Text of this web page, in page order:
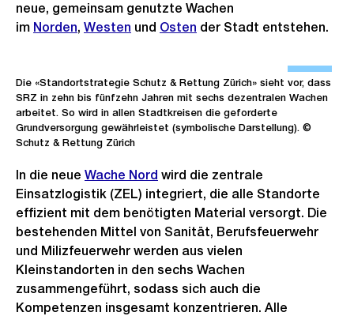
neue, gemeinsam genutzte Wachen
im Norden, Westen und Osten der Stadt entstehen.
f
f
i
l
d
Die «Standortstrategie Schutz & Rettung Zürich» sieht vor, dass
SRZ in zehn bis fünfzehn Jahren mit sechs dezentralen Wachen
arbeitet. So wird in allen Stadtkreisen die geforderte
Grundversorgung gewährleistet (symbolische Darstellung). ©
Schutz & Rettung Zürich
In die neue Wache Nord wird die zentrale
Einsatzlogistik (ZEL) integriert, die alle Standorte
effizient mit dem benötigten Material versorgt. Die
bestehenden Mittel von Sanität, Berufsfeuerwehr
und Milizfeuerwehr werden aus vielen
Kleinstandorten in den sechs Wachen
zusammengeführt, sodass sich auch die
Kompetenzen insgesamt konzentrieren. Alle